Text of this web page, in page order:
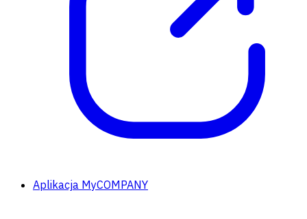
Aplikacja MyCOMPANY